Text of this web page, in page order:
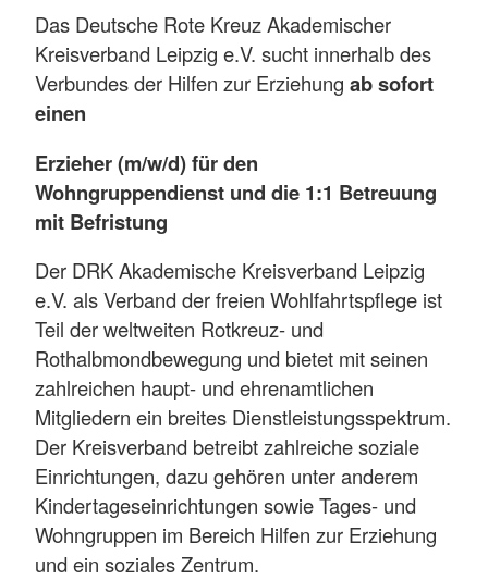
Das Deutsche Rote Kreuz Akademischer
Kreisverband Leipzig e.V. sucht innerhalb des
Verbundes der Hilfen zur Erziehung ab sofort
einen
Erzieher (m/w/d) für den
Wohngruppendienst und die 1:1 Betreuung
mit Befristung
Der DRK Akademische Kreisverband Leipzig
e.V. als Verband der freien Wohlfahrtspflege ist
Teil der weltweiten Rotkreuz- und
Rothalbmondbewegung und bietet mit seinen
zahlreichen haupt- und ehrenamtlichen
Mitgliedern ein breites Dienstleistungsspektrum.
Der Kreisverband betreibt zahlreiche soziale
Einrichtungen, dazu gehören unter anderem
Kindertageseinrichtungen sowie Tages- und
Wohngruppen im Bereich Hilfen zur Erziehung
und ein soziales Zentrum.